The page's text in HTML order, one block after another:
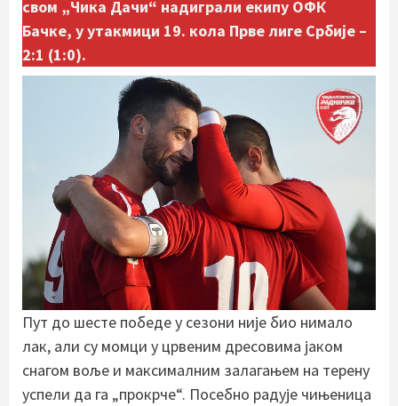
свом „Чика Дачи“ надиграли екипу ОФК
Бачке, у утакмици 19. кола Прве лиге Србије –
2:1 (1:0).
Пут до шесте победе у сезони није био нимало
лак, али су момци у црвеним дресовима јаком
снагом воље и максималним залагањем на терену
успели да га „прокрче“. Посебно радује чињеница